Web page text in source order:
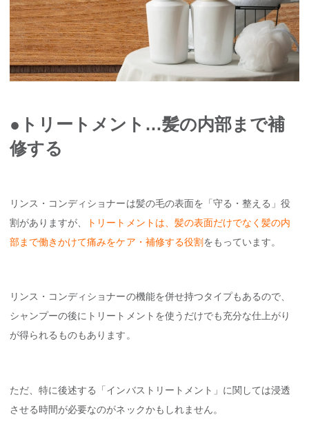
●トリートメント…髪の内部まで補
修する
リンス・コンディショナーは髪の毛の表面を「守る・整える」役
割がありますが、
トリートメントは、髪の表面だけでなく髪の内
部まで働きかけて痛みをケア・補修する役割 をもっています。
リンス・コンディショナーの機能を併せ持つタイプもあるので、
シャンプーの後にトリートメントを使うだけでも充分な仕上がり
が得られるものもあります。
ただ、特に後述する「インバストリートメント」に関しては浸透
させる時間が必要なのがネックかもしれません。